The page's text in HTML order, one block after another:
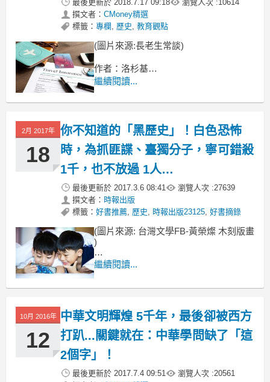
最後更新於 2018.7.17 09:18 瀏覽人次 :10614
撰文者： CMoney精選
標籤： 專欄 , 歷史, 教育觀點
(圖片來源:長老生常談)
作者：洛杉基
綠營及其媒體，必定藉由紀念活動，
繼續閱讀...
2月 2017年
18
你不知道的「黑歷史」！白色恐怖
時，為抓匪諜、臺獨分子，寧可錯殺
1千，也不放過 1人…
最後更新於 2017.3.6 08:41 瀏覽人次 :27639
撰文者： 時報出版
標籤： 好書推薦, 歷史, 時報出版23125, 好書摘錄
(圖片來源: 台灣文學FB-黃榮燦 木刻版畫
)
作者： 陳世昌
毛澤東 表揚台灣國防部廳長後
繼續閱讀...
10月 2016年
12
中華文明輝煌 5千年，最後卻被西方
打趴...關鍵就在：中華學問缺了「這
2個字」！
最後更新於 2017.7.4 09:51 瀏覽人次 :20561